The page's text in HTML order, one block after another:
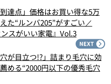
達点」価格はお買い得な5万
た“ルンバ205”がすごい／
スがいい家電』Vol.3
が目立つ!?」詰まり毛穴に効
める“2000円以下の優秀毛穴